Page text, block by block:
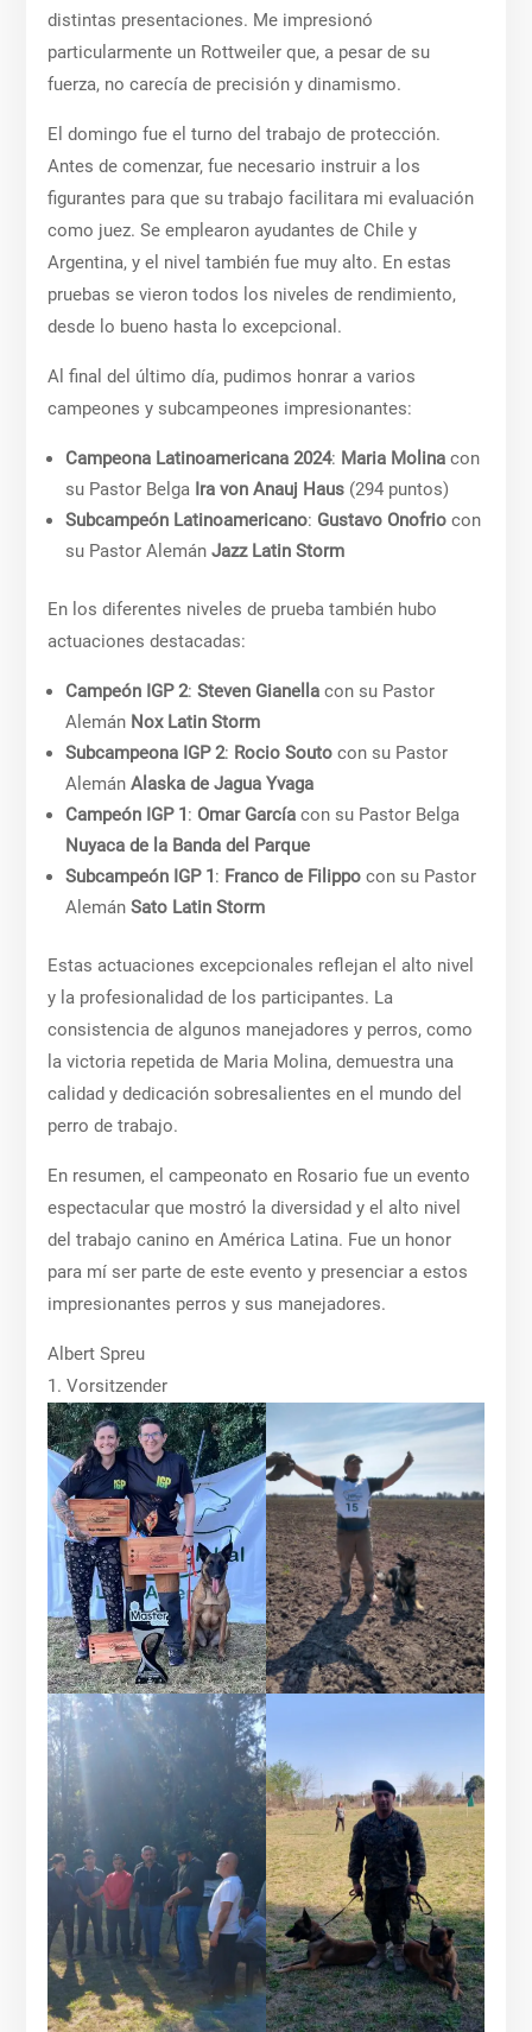
distintas presentaciones. Me impresionó
particularmente un Rottweiler que, a pesar de su
fuerza, no carecía de precisión y dinamismo.
El domingo fue el turno del trabajo de protección.
Antes de comenzar, fue necesario instruir a los
figurantes para que su trabajo facilitara mi evaluación
como juez. Se emplearon ayudantes de Chile y
Argentina, y el nivel también fue muy alto. En estas
pruebas se vieron todos los niveles de rendimiento,
desde lo bueno hasta lo excepcional.
Al final del último día, pudimos honrar a varios
campeones y subcampeones impresionantes:
Campeona Latinoamericana 2024: Maria Molina con
su Pastor Belga Ira von Anauj Haus (294 puntos)
Subcampeón Latinoamericano: Gustavo Onofrio con
su Pastor AlemánJazz Latin Storm
En los diferentes niveles de prueba también hubo
actuaciones destacadas:
Campeón IGP 2:Steven Gianella con su Pastor
Alemán Nox Latin Storm
Subcampeona IGP 2: Rocio Souto con su Pastor
AlemánAlaska de Jagua Yvaga
Campeón IGP 1: Omar García con su Pastor Belga
Nuyaca de la Banda del Parque
Subcampeón IGP 1: Franco de Filippo con su Pastor
AlemánSato Latin Storm
Estas actuaciones excepcionales reflejan el alto nivel
y la profesionalidad de los participantes. La
consistencia de algunos manejadores y perros, como
la victoria repetida de Maria Molina, demuestra una
calidad y dedicación sobresalientes en el mundo del
perro de trabajo.
En resumen, el campeonato en Rosario fue un evento
espectacular que mostró la diversidad y el alto nivel
del trabajo canino en América Latina. Fue un honor
para mí ser parte de este evento y presenciar a estos
impresionantes perros y sus manejadores.
Albert Spreu
1. Vorsitzender